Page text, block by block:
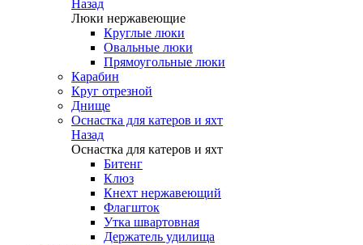
Назад
Люки нержавеющие
Круглые люки
Овальные люки
Прямоугольные люки
Карабин
Круг отрезной
Днище
Оснастка для катеров и яхт
Назад
Оснастка для катеров и яхт
Битенг
Клюз
Кнехт нержавеющий
Флагшток
Утка швартовная
Держатель удилища